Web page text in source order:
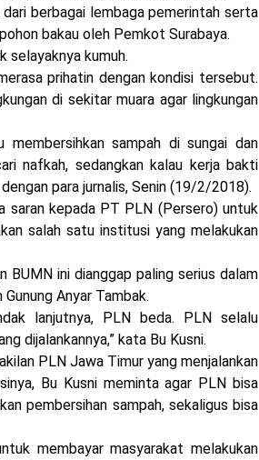
berbagai lembaga pemerintah serta
bakau oleh Pemkot Surabaya.
selayaknya kumuh.
prihatin dengan kondisi tersebut.
di sekitar muara agar lingkungan
membersihkan sampah di sungai dan
nafkah, sedangkan kalau kerja bakti
para jurnalis, Senin (19/2/2018).
saran kepada PT PLN (Persero) untuk
salah satu institusi yang melakukan
ini dianggap paling serius dalam
Anyar Tambak.
lanjutnya, PLN beda. PLN selalu
dijalankannya,” kata Bu Kusni.
PLN Jawa Timur yang menjalankan
Bu Kusni meminta agar PLN bisa
pembersihan sampah, sekaligus bisa
membayar masyarakat melakukan